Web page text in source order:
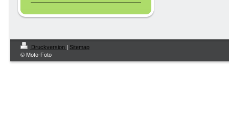
Druckversion | Sitemap
© Moto-Foto